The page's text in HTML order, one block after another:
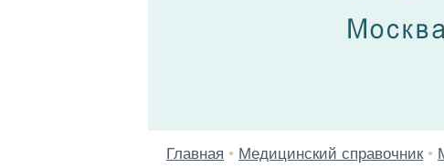
Главная • Медицинский справочник •